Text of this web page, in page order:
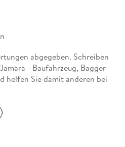
abgegeben. Schreiben
- Baufahrzeug, Bagger
helfen Sie damit anderen bei